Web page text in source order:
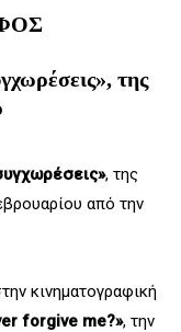
της
, της
από την
κινηματογραφική
forgive me?», την